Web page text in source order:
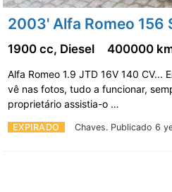
2003' Alfa Romeo 156
EXPIRADO Chaves. Publicado 6
1900 cc, Diesel 400000
Alfa Romeo 1.9 JTD 16V 140 CV...
vê nas fotos, tudo a funcionar,
proprietário assistia-o …